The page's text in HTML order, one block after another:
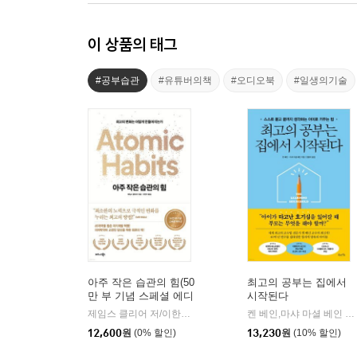
이 상품의 태그
#공부습관 #유튜버의책 #오디오북 #일생의기술
아주 작은 습관의 힘(50
만 부 기념 스페셜 에디
션)
제임스 클리어 저/이한이 역
비즈니스북스
12,600원 (0% 할인)
최고의 공부는 집에서
시작된다
켄 베인,마샤 마셜 베인 저/정윤미 역
13,230원 (10% 할인)